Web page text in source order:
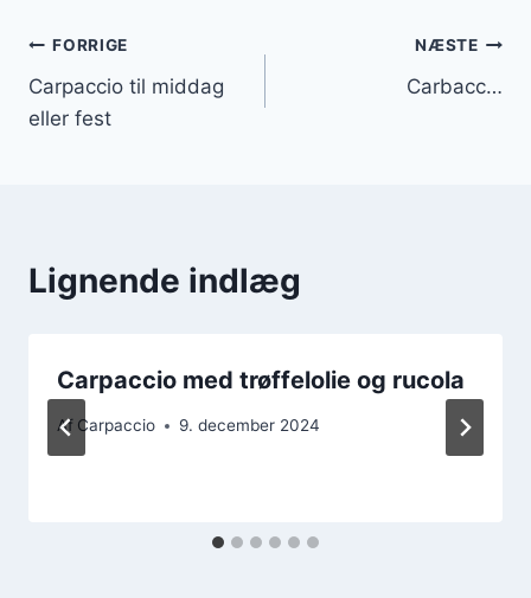
Indlægsnavigation
FORRIGE
Carpaccio til middag
eller fest
NÆSTE
Carbacc…
Lignende indlæg
Carpaccio med trøffelolie og rucola
Af Carpaccio 9. december 2024